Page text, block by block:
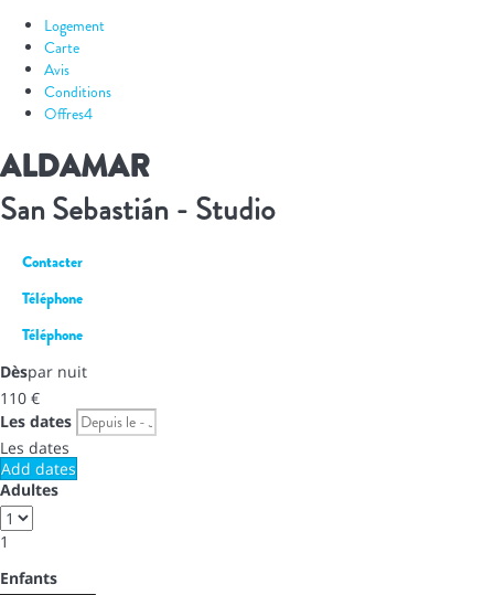
Logement
Carte
Avis
Conditions
Offres4
ALDAMAR
San Sebastián - Studio
Contacter
Téléphone
Téléphone
Dèspar nuit
110 €
Les dates
Les dates
Add dates
Adultes
1
Enfants